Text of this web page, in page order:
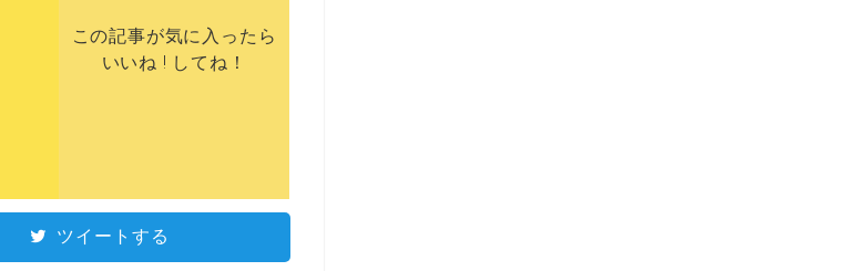
この記事が気に入ったら
いいね ! してね！
ツイートする